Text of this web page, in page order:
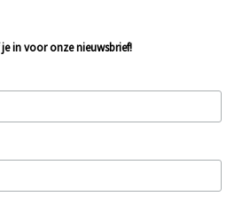
je in voor onze nieuwsbrief!